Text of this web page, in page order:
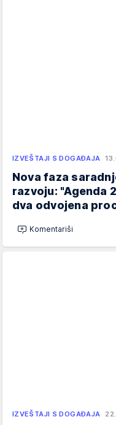
IZVEŠTAJI S DOGAĐAJA
Nova faza
razvoju: "Agenda
dva odvojena
Komentariši
IZVEŠTAJI S DOGAĐAJA